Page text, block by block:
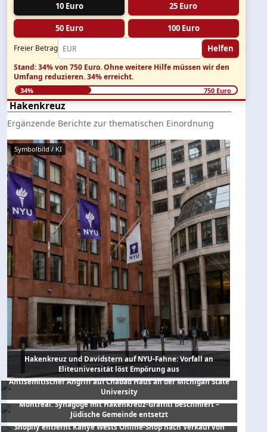
10 Euro
25 Euro
50 Euro 100 Euro
Freier Betrag Helfen
Stand: 34% von 750 Euro.Ohne weitere Hilfe müssen wir den
Umfang reduzieren.34% erreicht.
34% 750 Euro
Hakenkreuz
Ergänzende Berichte zur thematischen Einordnung
Symbolbild / KI
Hakenkreuz und Davidstern auf NYU-Fahne: Vorfall an
Eliteuniversität löst Empörung aus
Antisemitischer Angriff auf Chabad Haus an der Michigan State
University
Montreal: Synagoge mit Hakenkreuz-Graffiti beschmiert –
Jüdische Gemeinde entsetzt
Shopify entfernt Kanye Wests Online-Shop nach Verkauf von